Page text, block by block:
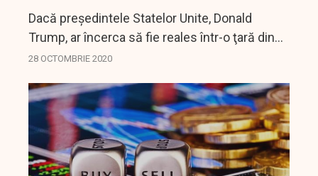
Dacă preşedintele Statelor Unite, Donald
Trump, ar încerca să fie reales într-o ţară din
Uniunea Europeană, nu ar avea aproape nicio
cercetători...
28 OCTOMBRIE 2020